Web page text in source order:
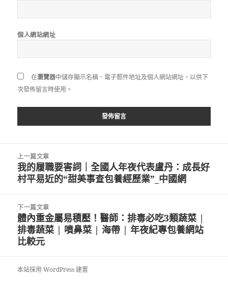
個人網站網址
在瀏覽器中儲存顯示名稱、電子郵件地址及個人網站網址，以供下
次發佈留言時使用。
上一篇文章
上
一
文
章:
我的履職要害詞｜全國人年夜代表盧丹：成長好
村平易近的“甜美事查包養經歷業”_中國網
下一篇文章
下
一
篇
章:
體內重金屬易積壓！醫師：排毒必吃3類蔬菜 |
排毒蔬菜 | 噴鼻菜 | 海帶 | 年夜紀專包養網站
比較元
本站採用 WordPress 建置